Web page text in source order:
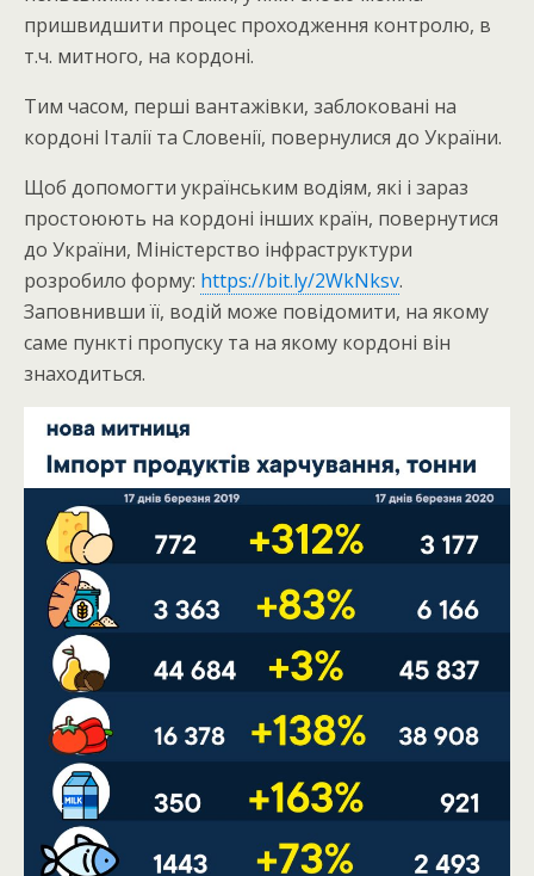
пришвидшити процес проходження контролю, в
т.ч. митного, на кордоні.
Тим часом, перші вантажівки, заблоковані на
кордоні Італії та Словенії, повернулися до України.
Щоб допомогти українським водіям, які і зараз
простоюють на кордоні інших країн, повернутися
до України, Міністерство інфраструктури
розробило форму: https://bit.ly/2WkNksv.
Заповнивши її, водій може повідомити, на якому
саме пункті пропуску та на якому кордоні він
знаходиться.